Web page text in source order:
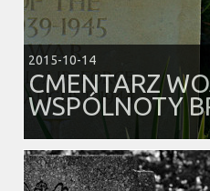
2015-10-14
CMENTARZ
WSPÓLNOTY